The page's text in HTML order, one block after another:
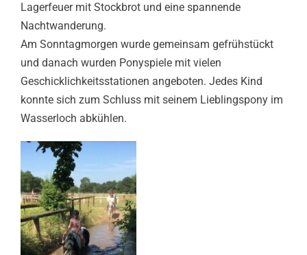
Lagerfeuer mit Stockbrot und eine spannende
Nachtwanderung.
Am Sonntagmorgen wurde gemeinsam gefrühstückt
und danach wurden Ponyspiele mit vielen
Geschicklichkeitsstationen angeboten. Jedes Kind
konnte sich zum Schluss mit seinem Lieblingspony im
Wasserloch abkühlen.